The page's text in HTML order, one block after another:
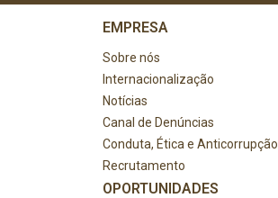
EMPRESA
Sobre nós
Internacionalização
Notícias
Canal de Denúncias
Conduta, Ética e Anticorrupção
Recrutamento
OPORTUNIDADES